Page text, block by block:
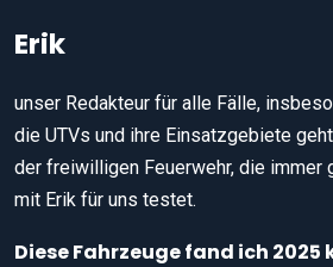
Erik
unser Redakteur für alle Fälle,
die UTVs und ihre Einsatzgebiete
der freiwilligen Feuerwehr, die immer
mit Erik für uns testet.
Diese Fahrzeuge fand ich 2025